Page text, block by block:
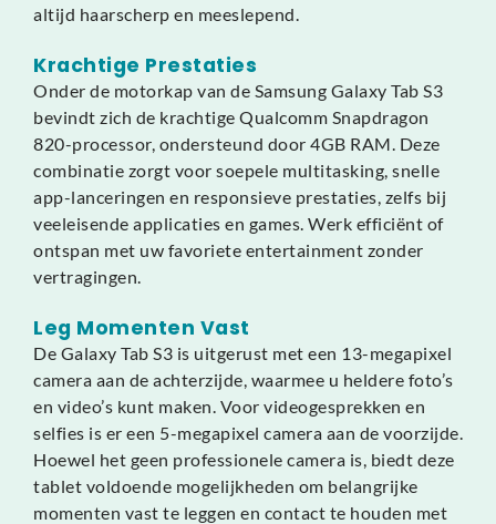
altijd haarscherp en meeslepend.
Krachtige Prestaties
Onder de motorkap van de Samsung Galaxy Tab S3
bevindt zich de krachtige Qualcomm Snapdragon
820-processor, ondersteund door 4GB RAM. Deze
combinatie zorgt voor soepele multitasking, snelle
app-lanceringen en responsieve prestaties, zelfs bij
veeleisende applicaties en games. Werk efficiënt of
ontspan met uw favoriete entertainment zonder
vertragingen.
Leg Momenten Vast
De Galaxy Tab S3 is uitgerust met een 13-megapixel
camera aan de achterzijde, waarmee u heldere foto’s
en video’s kunt maken. Voor videogesprekken en
selfies is er een 5-megapixel camera aan de voorzijde.
Hoewel het geen professionele camera is, biedt deze
tablet voldoende mogelijkheden om belangrijke
momenten vast te leggen en contact te houden met